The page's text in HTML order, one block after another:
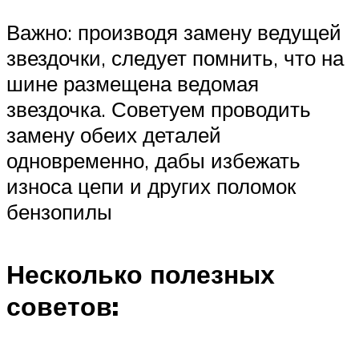
Важно: производя замену ведущей
звездочки, следует помнить, что на
шине размещена ведомая
звездочка. Советуем проводить
замену обеих деталей
одновременно, дабы избежать
износа цепи и других поломок
бензопилы
Несколько полезных
советов: